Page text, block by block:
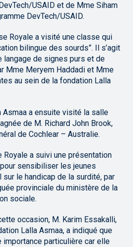
USAID et de Mme Siham
DevTech/USAID.
Royale a visité une classe qui
bilingue des sourds”. Il s’agit
langage de signes purs et de
Mme Meryem Haddadi et Mme
au sein de la fondation Lalla
Asmaa a ensuite visité la salle
de M. Richard John Brook,
de Cochlear – Australie.
Royale a suivi une présentation
sensibiliser les jeunes
sur le handicap de la surdité, par
provinciale du ministère de la
sociale.
occasion, M. Karim Essakalli,
Lalla Asmaa, a indiqué que
importance particulière car elle